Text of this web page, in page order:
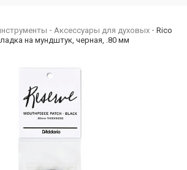
Аксессуары для духовых
Rico
на мундштук, черная, .80 мм